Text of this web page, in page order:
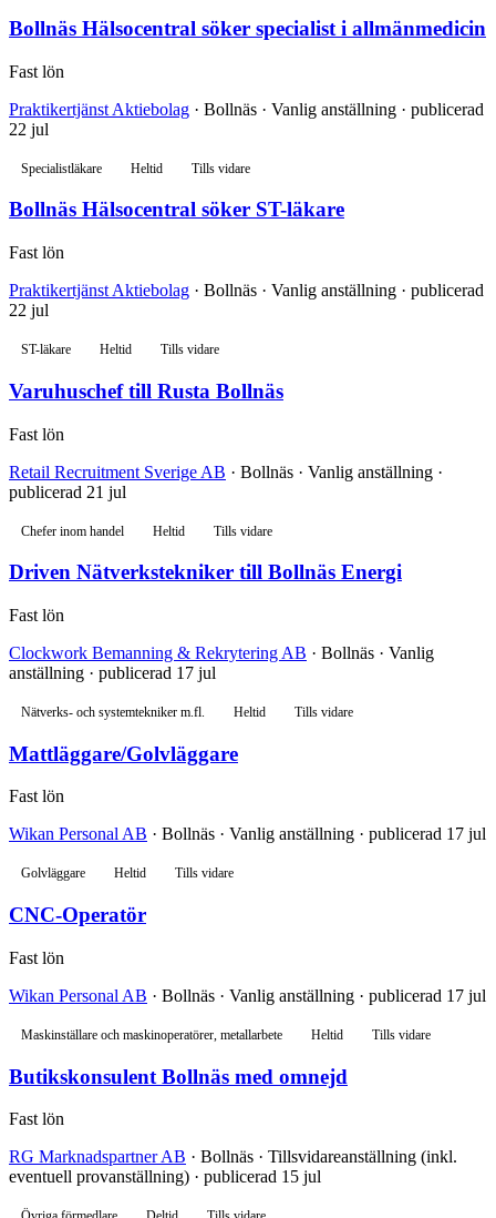
Bollnäs Hälsocentral söker specialist i allmänmedicin
Fast lön
Praktikertjänst Aktiebolag · Bollnäs · Vanlig anställning · publicerad
22 jul
Specialistläkare Heltid Tills vidare
Bollnäs Hälsocentral söker ST-läkare
Fast lön
Praktikertjänst Aktiebolag · Bollnäs · Vanlig anställning · publicerad
22 jul
ST-läkare Heltid Tills vidare
Varuhuschef till Rusta Bollnäs
Fast lön
Retail Recruitment Sverige AB · Bollnäs · Vanlig anställning ·
publicerad 21 jul
Chefer inom handel Heltid Tills vidare
Driven Nätverkstekniker till Bollnäs Energi
Fast lön
Clockwork Bemanning & Rekrytering AB · Bollnäs · Vanlig
anställning · publicerad 17 jul
Nätverks- och systemtekniker m.fl. Heltid Tills vidare
Mattläggare/Golvläggare
Fast lön
Wikan Personal AB · Bollnäs · Vanlig anställning · publicerad 17 jul
Golvläggare Heltid Tills vidare
CNC-Operatör
Fast lön
Wikan Personal AB · Bollnäs · Vanlig anställning · publicerad 17 jul
Maskinställare och maskinoperatörer, metallarbete Heltid Tills vidare
Butikskonsulent Bollnäs med omnejd
Fast lön
RG Marknadspartner AB · Bollnäs · Tillsvidareanställning (inkl.
eventuell provanställning) · publicerad 15 jul